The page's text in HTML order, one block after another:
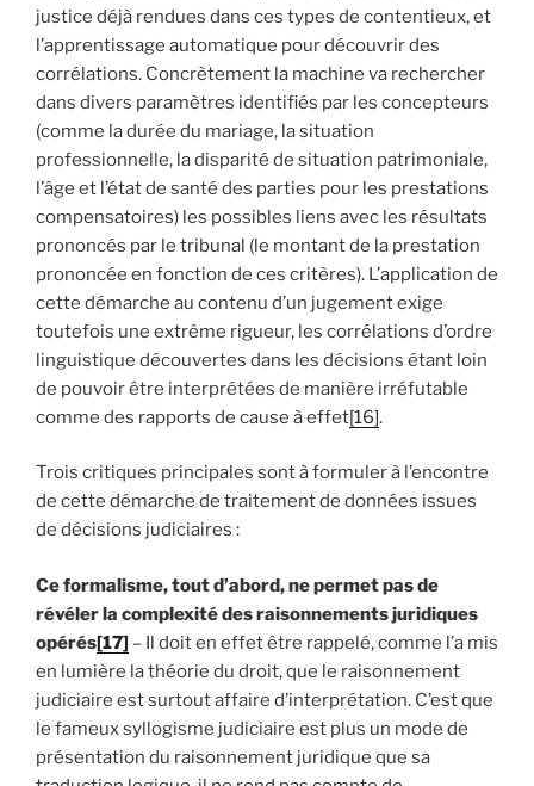
justice déjà rendues dans ces types de contentieux, et
l’apprentissage automatique pour découvrir des
corrélations. Concrètement la machine va rechercher
dans divers paramètres identifiés par les concepteurs
(comme la durée du mariage, la situation
professionnelle, la disparité de situation patrimoniale,
l’âge et l’état de santé des parties pour les prestations
compensatoires) les possibles liens avec les résultats
prononcés par le tribunal (le montant de la prestation
prononcée en fonction de ces critères). L’application de
cette démarche au contenu d’un jugement exige
toutefois une extrême rigueur, les corrélations d’ordre
linguistique découvertes dans les décisions étant loin
de pouvoir être interprétées de manière irréfutable
comme des rapports de cause à effet[16].
Trois critiques principales sont à formuler à l’encontre
de cette démarche de traitement de données issues
de décisions judiciaires :
Ce formalisme, tout d’abord, ne permet pas de
révéler la complexité des raisonnements juridiques
opérés[17] – Il doit en effet être rappelé, comme l’a mis
en lumière la théorie du droit, que le raisonnement
judiciaire est surtout affaire d’interprétation. C’est que
le fameux syllogisme judiciaire est plus un mode de
présentation du raisonnement juridique que sa